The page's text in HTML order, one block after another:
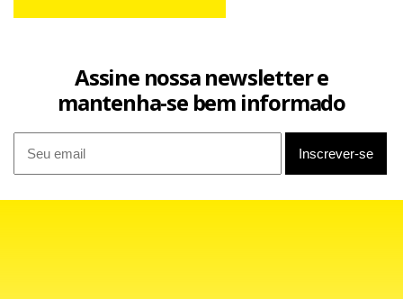
Assine nossa newsletter e
mantenha-se bem informado